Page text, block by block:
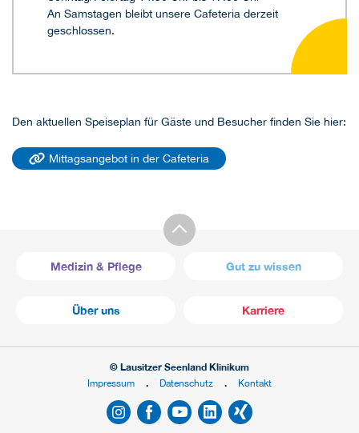
An Samstagen bleibt unsere Cafeteria derzeit
geschlossen.
Den aktuellen Speiseplan für Gäste und Besucher finden Sie hier:
Mittagsangebot in der Cafeteria
Medizin & Pflege Gut zu wissen
Über uns Karriere
© Lausitzer Seenland Klinikum
Impressum
Datenschutz Kontakt